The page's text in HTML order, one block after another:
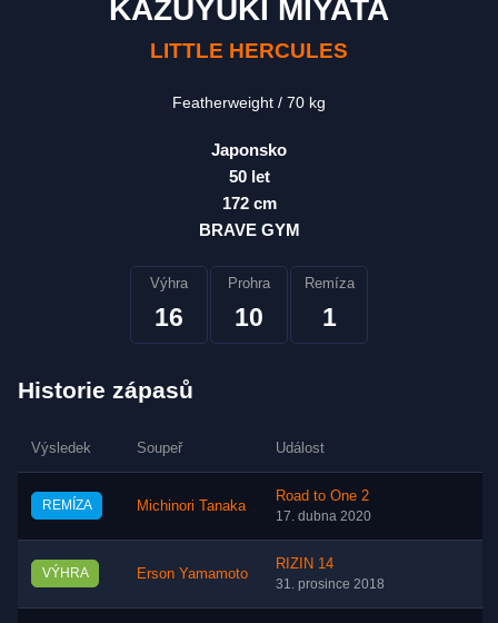
KAZUYUKI MIYATA
LITTLE HERCULES
Featherweight 70 kg
Japonsko
50 let
172 cm
BRAVE GYM
Výhra
16
Prohra
10
Remíza
1
Historie zápasů
Výsledek Soupeř Událost
REMÍZA Michinori Tanaka
Road to One 2
17. dubna 2020
VÝHRA Erson Yamamoto
RIZIN 14
31. prosince 2018